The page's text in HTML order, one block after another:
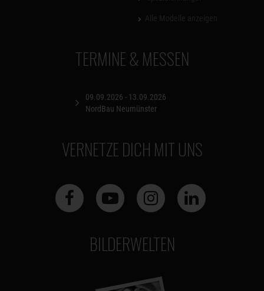
TERMINE & MESSEN
09.09.2026 - 13.09.2026
NordBau Neumünster
VERNETZE DICH MIT UNS
BILDERWELTEN